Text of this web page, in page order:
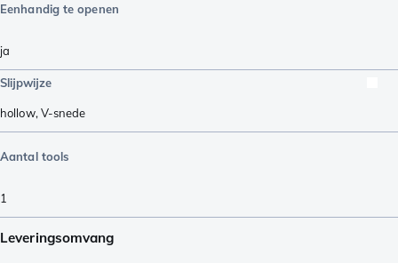
Eenhandig te openen
ja
Slijpwijze
hollow, V-snede
Aantal tools
1
Leveringsomvang